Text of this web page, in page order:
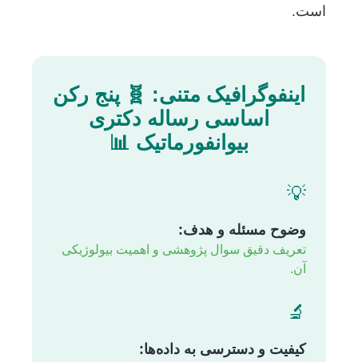
است.
اینفوگرافیک متنی: 🧬 پنج رکن
اساسی رساله دکتری
بیوانفورماتیک 📊
💡
وضوح مسئله و هدف:
تعریف دقیق سوال پژوهشی و اهمیت بیولوژیکی
آن.
🔬
کیفیت و دسترسی به داده‌ها: